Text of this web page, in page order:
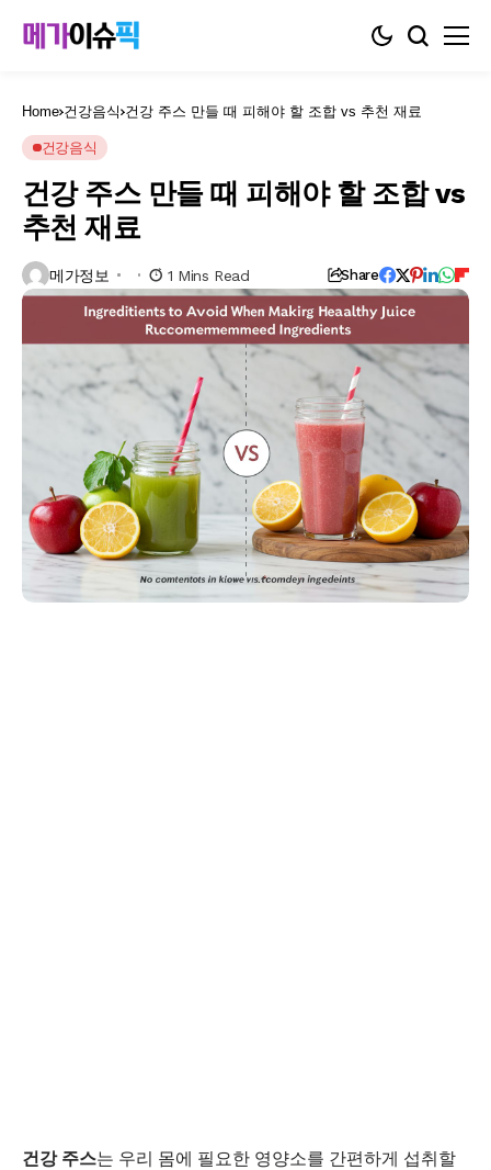
Home 건강음식 건강 주스 만들 때 피해야 할 조합 vs 추천 재료
건강음식
건강 주스 만들 때 피해야 할 조합 vs
추천 재료
메가정보 1 Mins Read Share
건강 주스는 우리 몸에 필요한 영양소를 간편하게 섭취할